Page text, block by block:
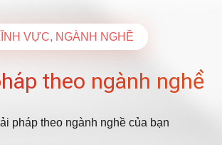
VỰC, NGÀNH NGHỀ
theo ngành nghề
pháp theo ngành nghề của bạn